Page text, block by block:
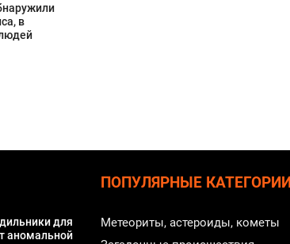
в
для
аномальной
ПОПУЛЯРНЫЕ КАТЕГОРИИ
Метеориты, астероиды, кометы